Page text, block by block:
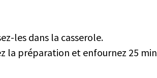
les dans la casserole.
la préparation et enfournez 25